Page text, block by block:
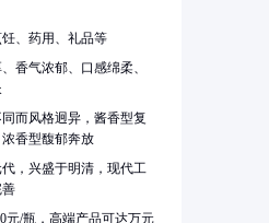
、药用、礼品等
香气浓郁、口感绵柔、
同而风格迥异，酱香型复
香型馥郁奔放
，兴盛于明清，现代工
元/瓶，高端产品可达万元